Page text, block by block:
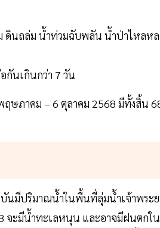
นถล่ม น้ำท่วมฉับพลัน น้ำป่าไหลหล
กันเกินกว่า 7 วัน
ษภาคม – 6 ตุลาคม 2568 มีทั้งสิ้น
บันมีปริมาณน้ำในพื้นที่ลุ่มน้ำเจ้าพระ
จะมีน้ำทะเลหนุน และอาจมีฝนตก